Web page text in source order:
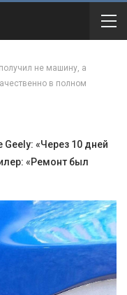
не машину, а
в полном
Geely: «Через 10 дней
«Ремонт был